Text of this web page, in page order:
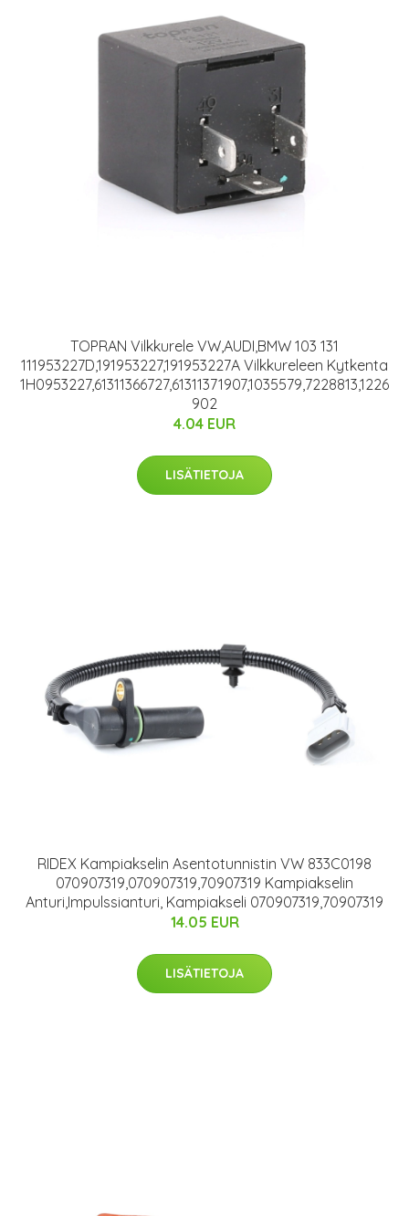
TOPRAN Vilkkurele VW,AUDI,BMW 103 131
111953227D,191953227,191953227A Vilkkureleen Kytkenta
1H0953227,61311366727,61311371907,1035579,7228813,1226
902
4.04 EUR
LISÄTIETOJA
RIDEX Kampiakselin Asentotunnistin VW 833C0198
070907319,070907319,70907319 Kampiakselin
Anturi,Impulssianturi, Kampiakseli 070907319,70907319
14.05 EUR
LISÄTIETOJA